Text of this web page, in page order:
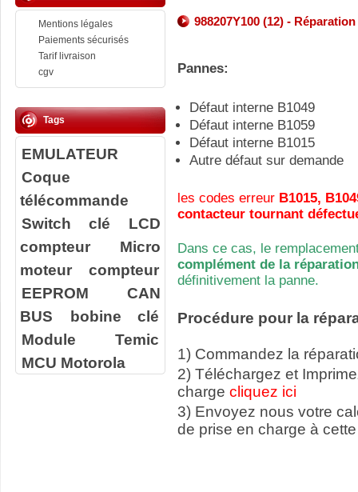
Mentions légales
Paiements sécurisés
Tarif livraison
cgv
Tags
EMULATEUR
Coque
télécommande
Switch clé
LCD
compteur
Micro
moteur compteur
EEPROM
CAN
BUS
bobine clé
Module Temic
MCU Motorola
988207Y100 (12) -
Pannes:
Défaut interne B1049
Défaut interne B1059
Défaut interne B1015
Autre défaut sur demande
les codes erreur B1015,
contacteur tournant
Dans ce cas, le
complément de la
définitivement la panne.
Procédure pour la
1) Commandez la
2) Téléchargez et
charge cliquez ici
3) Envoyez nous votre
de prise en charge à